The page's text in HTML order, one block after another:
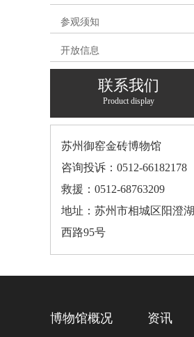
参观须知
开放信息
联系我们
Product display
苏州御窑金砖博物馆
咨询投诉：0512-66182178
救援：0512-68763209
地址：苏州市相城区阳澄湖
西路95号
博物馆概况 资讯